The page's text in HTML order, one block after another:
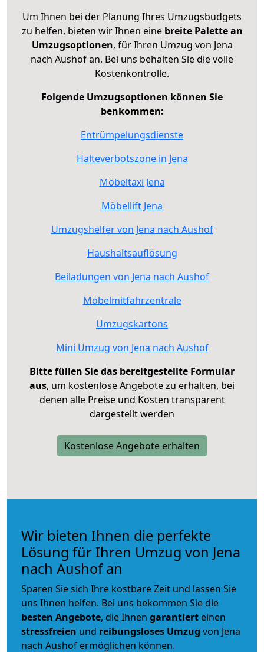
Um Ihnen bei der Planung Ihres Umzugsbudgets
zu helfen, bieten wir Ihnen eine breite Palette an
Umzugsoptionen, für Ihren Umzug von Jena
nach Aushof an. Bei uns behalten Sie die volle
Kostenkontrolle.
Folgende Umzugsoptionen können Sie
benkommen:
Entrümpelungsdienste
Halteverbotszone in Jena
Möbeltaxi Jena
Möbellift Jena
Umzugshelfer von Jena nach Aushof
Haushaltsauflösung
Beiladungen von Jena nach Aushof
Möbelmitfahrzentrale
Umzugskartons
Mini Umzug von Jena nach Aushof
Bitte füllen Sie das bereitgestellte Formular
aus, um kostenlose Angebote zu erhalten, bei
denen alle Preise und Kosten transparent
dargestellt werden
Kostenlose Angebote erhalten
Wir bieten Ihnen die perfekte
Lösung für Ihren Umzug von Jena
nach Aushof an
Sparen Sie sich Ihre kostbare Zeit und lassen Sie
uns Ihnen helfen. Bei uns bekommen Sie die
besten Angebote, die Ihnen garantiert einen
stressfreien und reibungsloses Umzug von Jena
nach Aushof ermöglichen können.